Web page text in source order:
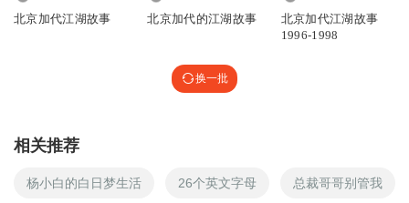
北京加代江湖故事 北京加代的江湖故事
北京加代江湖故事
1996-1998
换一批
相关推荐
杨小白的白日梦生活 26个英文字母 总裁哥哥别管我